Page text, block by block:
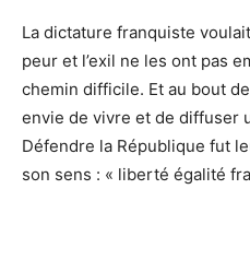
La dictature franquiste
peur et l’exil ne les ont pas
chemin difficile. Et au bout
envie de vivre et de diffuser
Défendre la République fut
son sens : « liberté égalité